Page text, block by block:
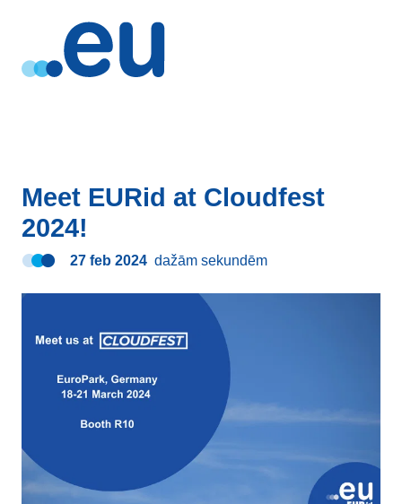
Meet EURid at Cloudfest
2024!
27 feb 2024 dažām sekundēm